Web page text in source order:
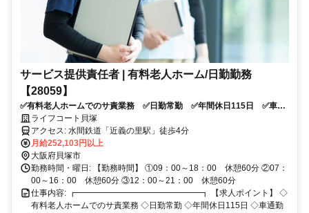
サービス提供責任者 | 有料老人ホーム/日勤勤務
【28059】
✅有料老人ホームでのサ責業務 ✅日勤常勤 ✅年間休日115日 ✅車通
勤可 ✅「近義の里駅」徒歩4分 ✅応募資格：介護福祉士＆サ責の実務
経験
ライフコート貝塚
アクセス: 水間鉄道「近義の里駅」徒歩4分
月給252,103円以上
大阪府貝塚市
勤務時間・曜日: 【勤務時間】 ①09：00～18：00 休憩60分 ②07：
00～16：00 休憩60分 ③12：00～21：00 休憩60分
仕事内容: ┏━━━━━━━━━━━━━━━┓ 【求人ポイント】 ◇
有料老人ホームでのサ責業務 ◇日勤常勤 ◇年間休日115日 ◇車通勤